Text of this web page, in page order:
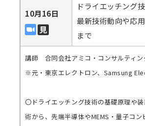
10月16日
ドライエッチング
最新技術動向や応
まで
講師 合同会社アミコ・コンサルティ
※元・東京エレクトロン、Samsung
〇ドライエッチング技術の基礎原理や
術から、先端半導体やMEMS・量子コ